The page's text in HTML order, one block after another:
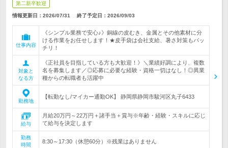
第二新卒歓迎
情報更新日：2026/07/31 終了予定日： 2026/09/03
仕事内容
《シンプル業務で安心♪》銅線の皮むき、金属とその他素材に分
ける作業をお任せします！★皮手袋は会社支給、暑さ対策もバッ
チリ！
対象と
なる方
《正社員を目指している方も大歓迎！》＼業績好調により、複数
名を募集します／◎応募に必要な経験・資格一切はなし！◎異業
種からの転職者も活躍中
勤務地
【転勤なし/マイカー通勤OK】 静岡県静岡市駿河区丸子6433
給与
月給20万円～22万円＋諸手当＋賞与※年齢・経験・スキルに応じ
て給与を決定します
勤務
時間
8:30～17:30（休憩60分）※残業はありません